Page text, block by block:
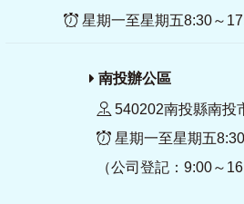
星期一至星期五8:30～
南投辦公區
540202南投縣南投
星期一至星期五
（公司登記：9:00～